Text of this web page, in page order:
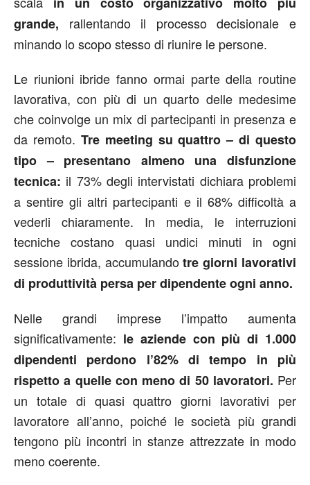
grande, rallentando il processo decisionale e
minando lo scopo stesso di riunire le persone.
Le riunioni ibride fanno ormai parte della routine
lavorativa, con più di un quarto delle medesime
che coinvolge un mix di partecipanti in presenza e
da remoto. Tre meeting su quattro – di questo
tipo – presentano almeno una disfunzione
tecnica: il 73% degli intervistati dichiara problemi
a sentire gli altri partecipanti e il 68% difficoltà a
vederli chiaramente. In media, le interruzioni
tecniche costano quasi undici minuti in ogni
sessione ibrida, accumulandotre giorni lavorativi
di produttività persa per dipendente ogni anno.
Nelle grandi imprese l’impatto aumenta
significativamente: le aziende con più di 1.000
dipendenti perdono l’82% di tempo in più
rispetto a quelle con meno di 50 lavoratori. Per
un totale di quasi quattro giorni lavorativi per
lavoratore all’anno, poiché le società più grandi
tengono più incontri in stanze attrezzate in modo
meno coerente.